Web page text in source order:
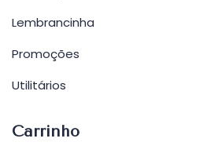
Lembrancinha
Promoções
Utilitários
Carrinho